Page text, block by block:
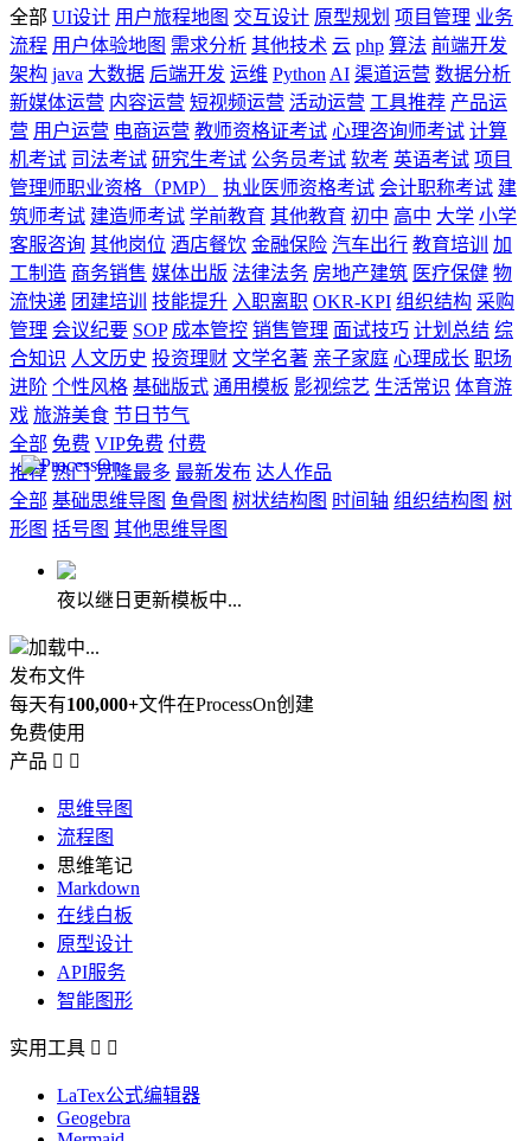
全部 UI设计 用户旅程地图 交互设计 原型规划 项目管理 业务
流程 用户体验地图 需求分析 其他技术 云 php 算法 前端开发
架构 java 大数据 后端开发 运维 Python AI 渠道运营 数据分析
新媒体运营 内容运营 短视频运营 活动运营 工具推荐 产品运
营 用户运营 电商运营 教师资格证考试 心理咨询师考试 计算
机考试 司法考试 研究生考试 公务员考试 软考 英语考试 项目
管理师职业资格（PMP）
执业医师资格考试 会计职称考试 建
筑师考试 建造师考试 学前教育 其他教育 初中 高中 大学 小学
客服咨询 其他岗位 酒店餐饮 金融保险 汽车出行 教育培训
加
工制造 商务销售 媒体出版 法律法务 房地产建筑 医疗保健 物
流快递 团建培训 技能提升 入职离职 OKR-KPI 组织结构 采购
管理 会议纪要 SOP 成本管控 销售管理 面试技巧 计划总结 综
合知识 人文历史 投资理财 文学名著 亲子家庭 心理成长 职场
进阶 个性风格 基础版式 通用模板 影视综艺 生活常识 体育游
戏 旅游美食 节日节气
全部 免费 VIP免费 付费
推荐 热门 克隆最多 最新发布 达人作品
全部 基础思维导图 鱼骨图 树状结构图 时间轴 组织结构图 树
形图 括号图 其他思维导图
夜以继日更新模板中...
加载中...
发布文件
每天有100,000+文件在ProcessOn创建
免费使用
产品  
思维导图
流程图
思维笔记
Markdown
在线白板
原型设计
API服务
智能图形
实用工具  
LaTex公式编辑器
Geogebra